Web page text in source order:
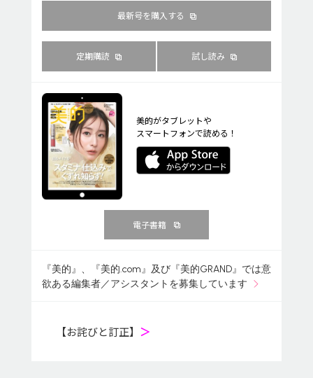
最新号を購入する
定期購読 試し読み
美的がタブレットや
スマートフォンで読める！
電子書籍
『美的』、『美的.com』及び『美的GRAND』では意
欲ある編集者／アシスタントを募集しています
【お詫びと訂正】 ＞